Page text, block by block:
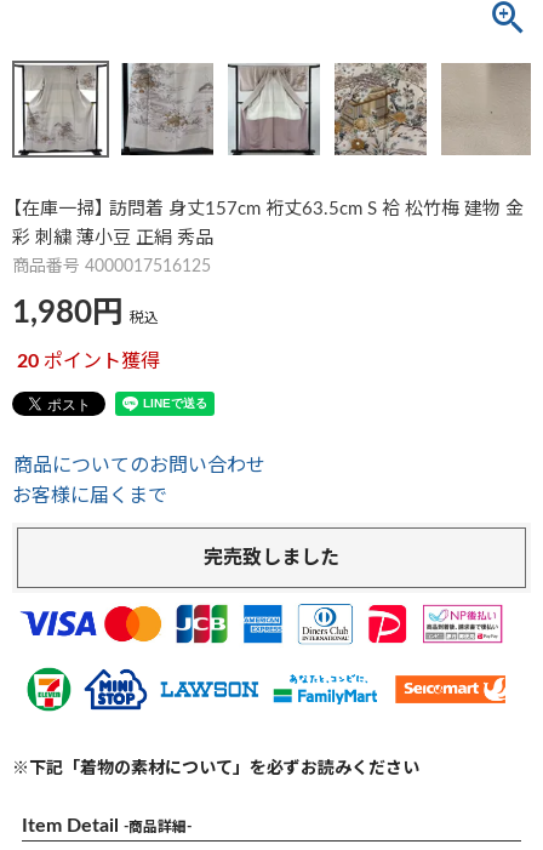
【在庫一掃】 訪問着 身丈157cm 裄丈63.5cm S 袷 松竹梅 建物 金
彩 刺繍 薄小豆 正絹 秀品
商品番号 4000017516125
1,980 税込
20 ポイント獲得
商品についてのお問い合わせ
お客様に届くまで
完売致しました
※下記「着物の素材について」を必ずお読みください
Item Detail -商品詳細-